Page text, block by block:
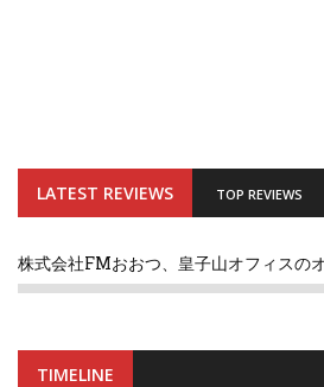
LATEST REVIEWS TOP REVIEWS
株式会社FMおおつ、皇子山オフィスの
TIMELINE